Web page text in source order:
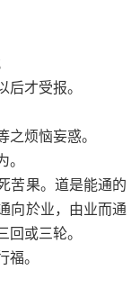
才受报。
烦恼妄惑。
果。道是能通的
向於业，由业而通
或三轮。
。